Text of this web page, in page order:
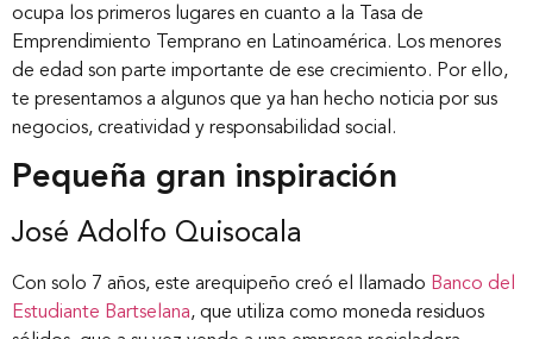
ocupa los primeros lugares en cuanto a la Tasa de
Emprendimiento Temprano en Latinoamérica. Los menores
de edad son parte importante de ese crecimiento. Por ello,
te presentamos a algunos que ya han hecho noticia por sus
negocios, creatividad y responsabilidad social.
Pequeña gran inspiración
José Adolfo Quisocala
Con solo 7 años, este arequipeño creó el llamado Banco del
Estudiante Bartselana, que utiliza como moneda residuos